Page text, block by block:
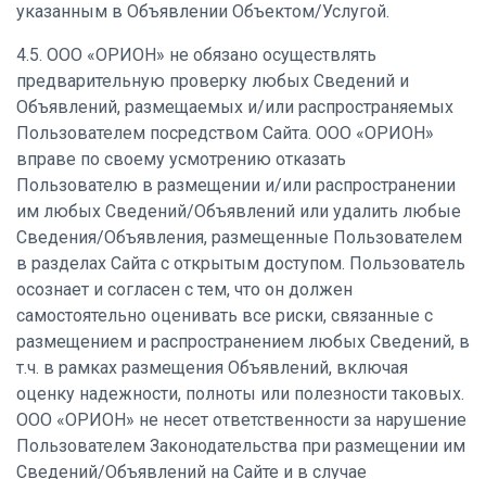
указанным в Объявлении Объектом/Услугой.
4.5. ООО «ОРИОН» не обязано осуществлять
предварительную проверку любых Сведений и
Объявлений, размещаемых и/или распространяемых
Пользователем посредством Сайта. ООО «ОРИОН»
вправе по своему усмотрению отказать
Пользователю в размещении и/или распространении
им любых Сведений/Объявлений или удалить любые
Сведения/Объявления, размещенные Пользователем
в разделах Сайта с открытым доступом. Пользователь
осознает и согласен с тем, что он должен
самостоятельно оценивать все риски, связанные с
размещением и распространением любых Сведений, в
т.ч. в рамках размещения Объявлений, включая
оценку надежности, полноты или полезности таковых.
ООО «ОРИОН» не несет ответственности за нарушение
Пользователем Законодательства при размещении им
Сведений/Объявлений на Сайте и в случае